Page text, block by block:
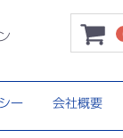
ー 会社概要